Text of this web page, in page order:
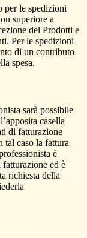
per le spedizioni
superiore a
dei Prodotti e
Per le spedizioni
di un contributo
spesa.
sarà possibile
casella
di fatturazione
caso la fattura
è
ed è
richiesta della